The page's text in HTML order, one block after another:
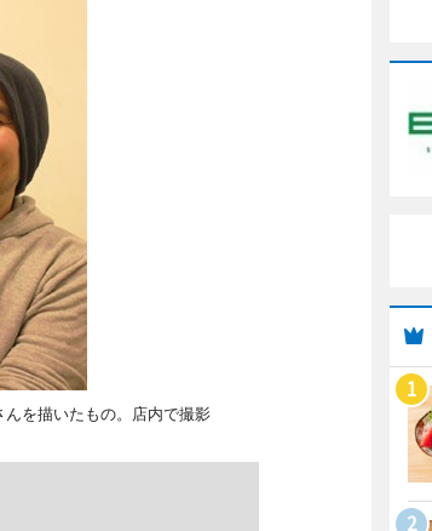
を描いたもの。店内で撮影